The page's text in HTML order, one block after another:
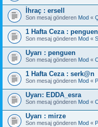
İhraç : ersell
Son mesaj gönderen Mod «
1 Hafta Ceza : penguen
Son mesaj gönderen Mod «
Uyarı : penguen
Son mesaj gönderen Mod «
1 Hafta Ceza : serk@n
Son mesaj gönderen Mod «
Uyarı: EDDA_esra
Son mesaj gönderen Mod «
Uyarı : mirze
Son mesaj gönderen Mod «